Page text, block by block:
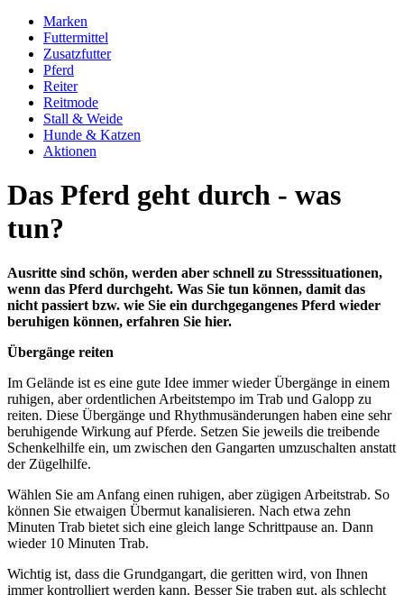
Marken
Futtermittel
Zusatzfutter
Pferd
Reiter
Reitmode
Stall & Weide
Hunde & Katzen
Aktionen
Das Pferd geht durch - was
tun?
Ausritte sind schön, werden aber schnell zu Stresssituationen,
wenn das Pferd durchgeht. Was Sie tun können, damit das
nicht passiert bzw. wie Sie ein durchgegangenes Pferd wieder
beruhigen können, erfahren Sie hier.
Übergänge reiten
Im Gelände ist es eine gute Idee immer wieder Übergänge in einem
ruhigen, aber ordentlichen Arbeitstempo im Trab und Galopp zu
reiten. Diese Übergänge und Rhythmusänderungen haben eine sehr
beruhigende Wirkung auf Pferde. Setzen Sie jeweils die treibende
Schenkelhilfe ein, um zwischen den Gangarten umzuschalten anstatt
der Zügelhilfe.
Wählen Sie am Anfang einen ruhigen, aber zügigen Arbeitstrab. So
können Sie etwaigen Übermut kanalisieren. Nach etwa zehn
Minuten Trab bietet sich eine gleich lange Schrittpause an. Dann
wieder 10 Minuten Trab.
Wichtig ist, dass die Grundgangart, die geritten wird, von Ihnen
immer kontrolliert werden kann. Besser Sie traben gut, als schlecht